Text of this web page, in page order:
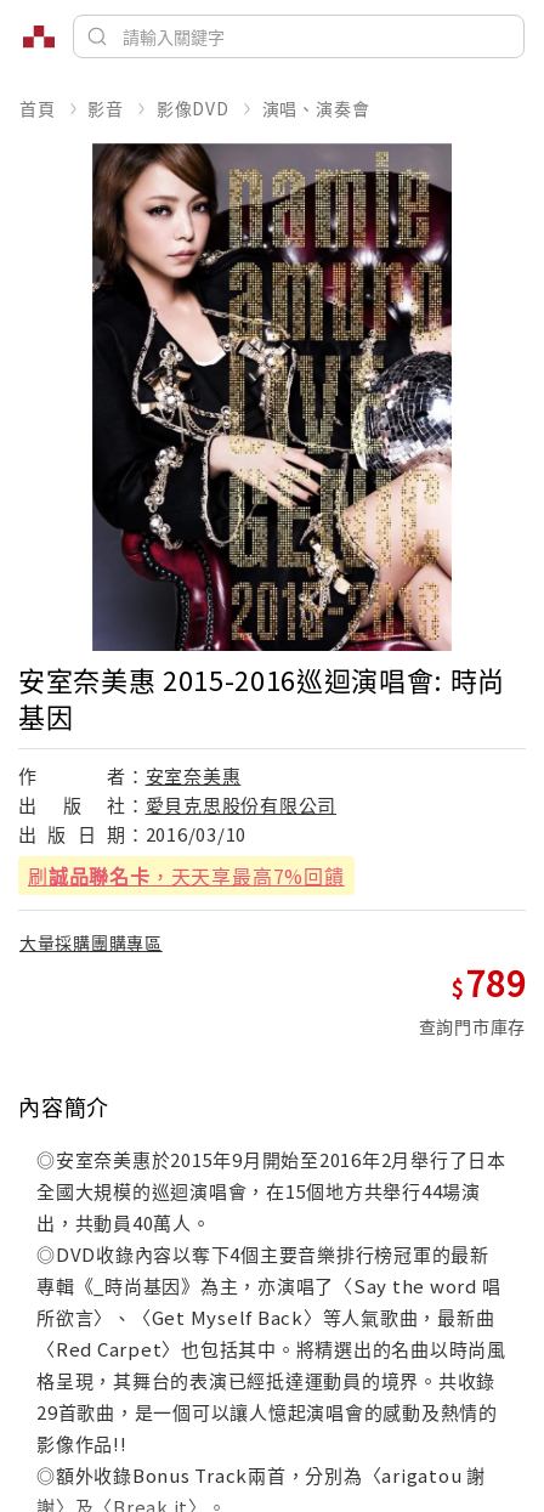
首頁 影音 影像DVD 演唱、演奏會
安室奈美惠 2015-2016巡迴演唱會: 時尚
基因
作 者： 安室奈美惠
出
版 社： 愛貝克思股份有限公司
出 版 日 期： 2016/03/10
刷誠品聯名卡 ，天天享最高7%回饋
大量採購團購專區
789
查詢門市庫存
內容簡介
◎安室奈美惠於2015年9月開始至2016年2月舉行了日本
全國大規模的巡迴演唱會，在15個地方共舉行44場演
出，共動員40萬人。
◎DVD收錄內容以奪下4個主要音樂排行榜冠軍的最新
專輯《_時尚基因》為主，亦演唱了〈Say the word 唱
所欲言〉、〈Get Myself Back〉等人氣歌曲，最新曲
〈Red Carpet〉也包括其中。將精選出的名曲以時尚風
格呈現，其舞台的表演已經抵達運動員的境界。共收錄
29首歌曲，是一個可以讓人憶起演唱會的感動及熱情的
影像作品!!
◎額外收錄Bonus Track兩首，分別為〈arigatou 謝
謝〉及〈Break it〉。